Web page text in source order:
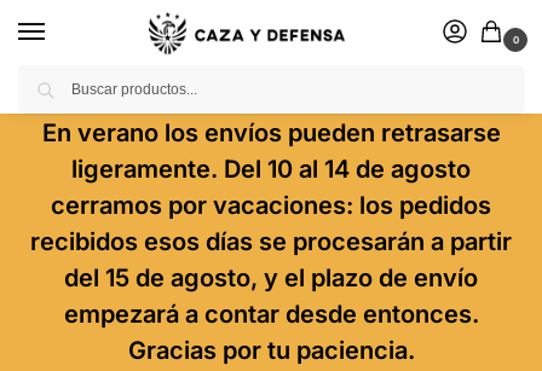
0
En verano los envíos pueden retrasarse
ligeramente. Del 10 al 14 de agosto
cerramos por vacaciones: los pedidos
recibidos esos días se procesarán a partir
del 15 de agosto, y el plazo de envío
empezará a contar desde entonces.
Gracias por tu paciencia.